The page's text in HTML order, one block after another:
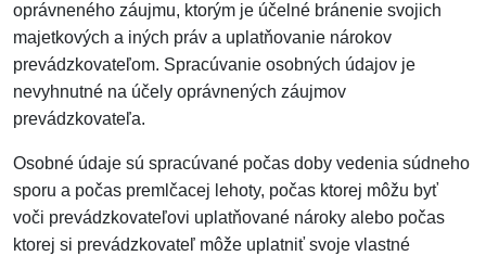
oprávneného záujmu, ktorým je účelné bránenie svojich
majetkových a iných práv a uplatňovanie nárokov
prevádzkovateľom. Spracúvanie osobných údajov je
nevyhnutné na účely oprávnených záujmov
prevádzkovateľa.
Osobné údaje sú spracúvané počas doby vedenia súdneho
sporu a počas premlčacej lehoty, počas ktorej môžu byť
voči prevádzkovateľovi uplatňované nároky alebo počas
ktorej si prevádzkovateľ môže uplatniť svoje vlastné